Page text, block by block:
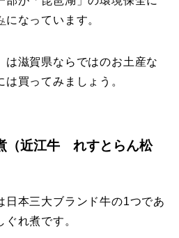
になっています。
は滋賀県ならではのお土産な
買ってみましょう。
（近江牛 れすとらん松
本三大ブランド牛の1つであ
れ煮です。